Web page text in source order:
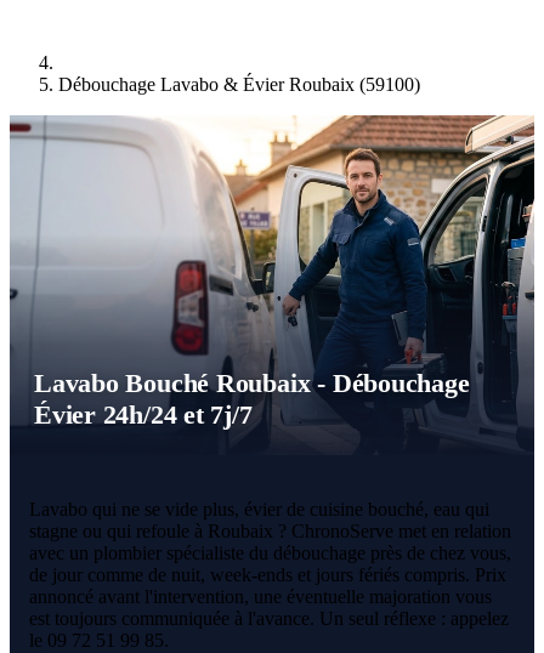
Débouchage Lavabo & Évier Roubaix (59100)
Lavabo Bouché Roubaix - Débouchage
Évier 24h/24 et 7j/7
Lavabo qui ne se vide plus, évier de cuisine bouché, eau qui
stagne ou qui refoule à Roubaix ? ChronoServe met en relation
avec un plombier spécialiste du débouchage près de chez vous,
de jour comme de nuit, week-ends et jours fériés compris. Prix
annoncé avant l'intervention, une éventuelle majoration vous
est toujours communiquée à l'avance. Un seul réflexe : appelez
le 09 72 51 99 85.